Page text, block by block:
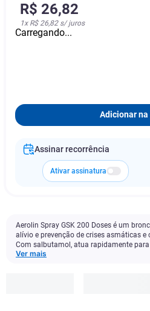
R$ 26,82
1x R$ 26,82s/ juros
Carregando...
Adicionar na
Assinar recorrência
Ativar assinatura
Aerolin Spray GSK 200 Doses é um
alívio e prevenção de crises asmáticas
Com salbutamol, atua rapidamente
Ver mais